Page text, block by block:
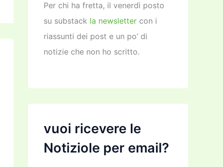
Per chi ha fretta, il venerdì posto
su substack la newsletter con i
riassunti dei post e un po’ di
notizie che non ho scritto.
vuoi ricevere le
Notiziole per email?